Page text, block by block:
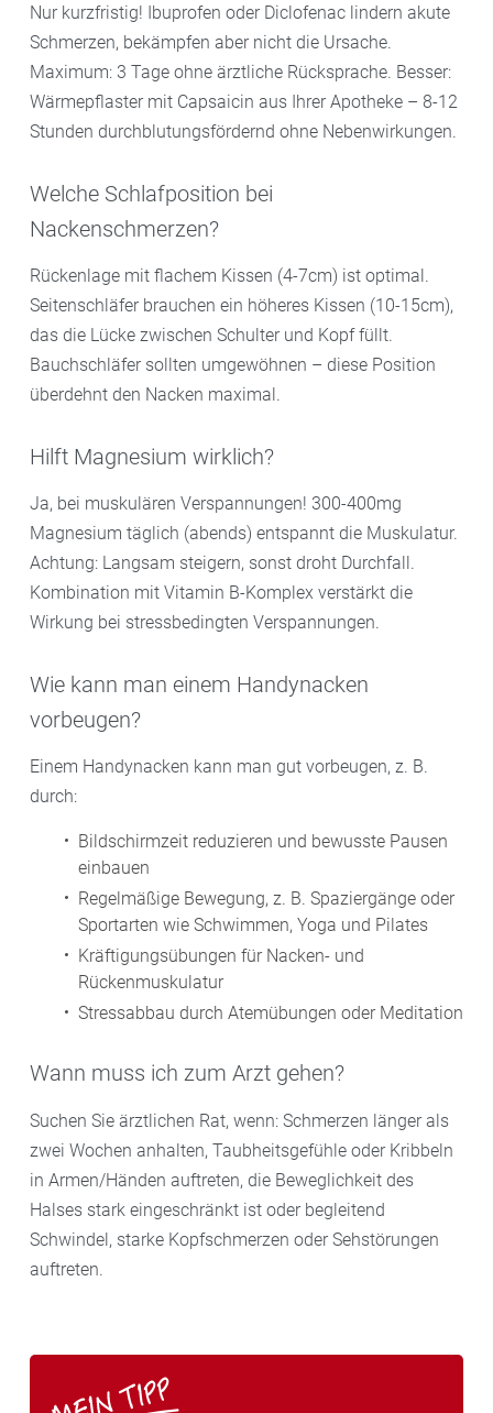
Nur kurzfristig! Ibuprofen oder Diclofenac lindern akute
Schmerzen, bekämpfen aber nicht die Ursache.
Maximum: 3 Tage ohne ärztliche Rücksprache. Besser:
Wärmepflaster mit Capsaicin aus Ihrer Apotheke – 8-12
Stunden durchblutungsfördernd ohne Nebenwirkungen.
Welche Schlafposition bei
Nackenschmerzen?
Rückenlage mit flachem Kissen (4-7cm) ist optimal.
Seitenschläfer brauchen ein höheres Kissen (10-15cm),
das die Lücke zwischen Schulter und Kopf füllt.
Bauchschläfer sollten umgewöhnen – diese Position
überdehnt den Nacken maximal.
Hilft Magnesium wirklich?
Ja, bei muskulären Verspannungen! 300-400mg
Magnesium täglich (abends) entspannt die Muskulatur.
Achtung: Langsam steigern, sonst droht Durchfall.
Kombination mit Vitamin B-Komplex verstärkt die
Wirkung bei stressbedingten Verspannungen.
Wie kann man einem Handynacken
vorbeugen?
Einem Handynacken kann man gut vorbeugen, z. B.
durch:
Bildschirmzeit reduzieren und bewusste Pausen
einbauen
Regelmäßige Bewegung, z. B. Spaziergänge oder
Sportarten wie Schwimmen, Yoga und Pilates
Kräftigungsübungen für Nacken- und
Rückenmuskulatur
Stressabbau durch Atemübungen oder Meditation
Wann muss ich zum Arzt gehen?
Suchen Sie ärztlichen Rat, wenn: Schmerzen länger als
zwei Wochen anhalten, Taubheitsgefühle oder Kribbeln
in Armen/Händen auftreten, die Beweglichkeit des
Halses stark eingeschränkt ist oder begleitend
Schwindel, starke Kopfschmerzen oder Sehstörungen
auftreten.